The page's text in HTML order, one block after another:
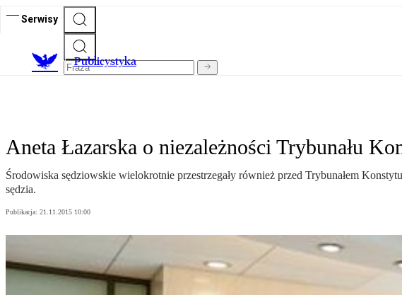
Serwisy
Publicystyka
Aneta Łazarska o niezależności Trybunału
Środowiska sędziowskie wielokrotnie przestrzegały również przed Trybunałem
sędzia.
Publikacja: 21.11.2015 10:00